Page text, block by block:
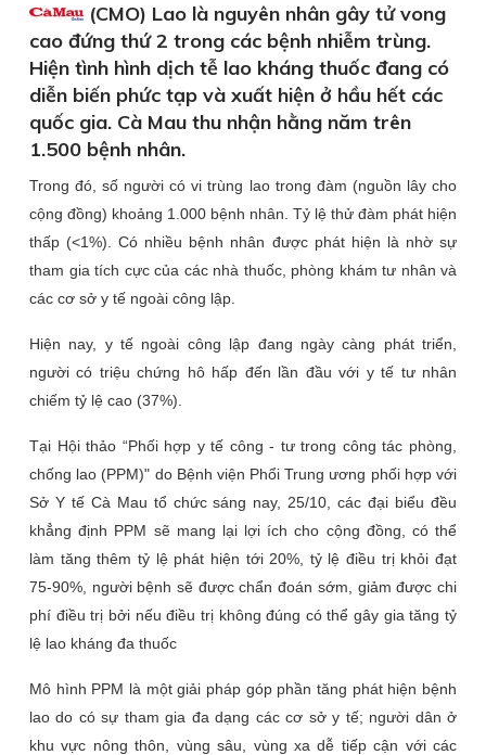
(CMO) Lao là nguyên nhân gây tử vong
cao đứng thứ 2 trong các bệnh nhiễm trùng.
Hiện tình hình dịch tễ lao kháng thuốc đang có
diễn biến phức tạp và xuất hiện ở hầu hết các
quốc gia. Cà Mau thu nhận hằng năm trên
1.500 bệnh nhân.
Trong đó, số người có vi trùng lao trong đàm (nguồn lây cho
cộng đồng) khoảng 1.000 bệnh nhân. Tỷ lệ thử đàm phát hiện
thấp (<1%). Có nhiều bệnh nhân được phát hiện là nhờ sự
tham gia tích cực của các nhà thuốc, phòng khám tư nhân và
các cơ sở y tế ngoài công lập.
Hiện nay, y tế ngoài công lập đang ngày càng phát triển,
người có triệu chứng hô hấp đến lần đầu với y tế tư nhân
chiếm tỷ lệ cao (37%).
Tại Hội thảo “Phối hợp y tế công - tư trong công tác phòng,
chống lao (PPM)" do Bệnh viện Phổi Trung ương phối hợp với
Sở Y tế Cà Mau tổ chức sáng nay, 25/10, các đại biểu đều
khẳng định PPM sẽ mang lại lợi ích cho cộng đồng, có thể
làm tăng thêm tỷ lệ phát hiện tới 20%, tỷ lệ điều trị khỏi đạt
75-90%, người bệnh sẽ được chẩn đoán sớm, giảm được chi
phí điều trị bởi nếu điều trị không đúng có thể gây gia tăng tỷ
lệ lao kháng đa thuốc
Mô hình PPM là một giải pháp góp phần tăng phát hiện bệnh
lao do có sự tham gia đa dạng các cơ sở y tế; người dân ở
khu vực nông thôn, vùng sâu, vùng xa dễ tiếp cận với các